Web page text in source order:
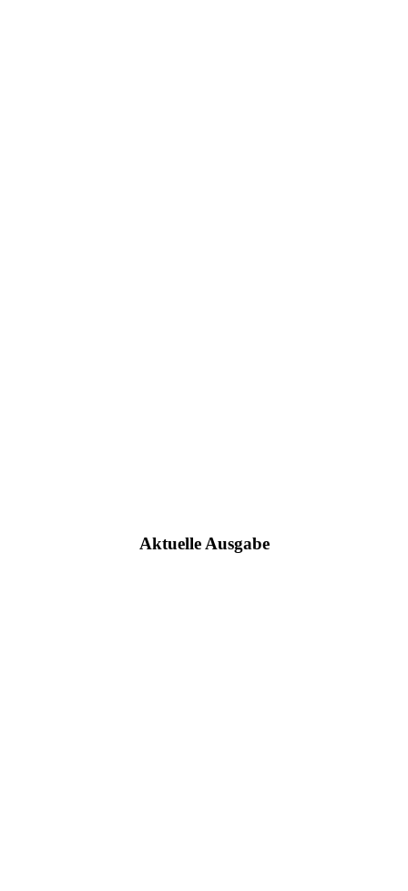
Aktuelle Ausgabe